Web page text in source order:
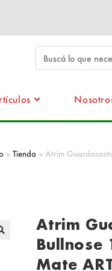
» Tienda » Atrim
Atrim
Bullnose
Mate